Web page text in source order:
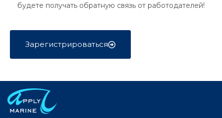
будете получать обратную связь от работодателей!
Зарегистрироваться